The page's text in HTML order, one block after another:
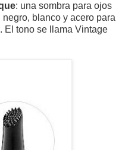
: una sombra para ojos
blanco y acero para
El tono se llama Vintage